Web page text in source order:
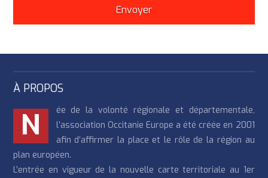
À PROPOS
N
ée de la volonté régionale et départementale,
l’association Occitanie Europe a été créée en 2001
afin d’affirmer la place et le rôle de la région au
plan européen.
L’entrée en vigueur de la nouvelle carte territoriale au 1er